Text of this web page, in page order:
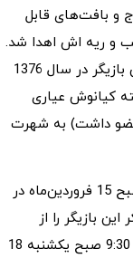
بافت‌های قابل
و ریه اش اهدا شد.
اهدای اعضای عسل بدیعی در حالی است که این بازیگر در سال 1376
کیانوش عیاری
عضو داشت) به شهرت
نهایتا مراحل مختلف اهدای عضو عسل بدیعی صبح 15 فروردین‌ماه در
بازیگر را از
بیمارستان لقمان بیرون آوردند و سپس ساعت 9:30 صبح یکشنبه 18